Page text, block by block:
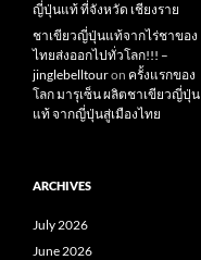
ญี่ปุ่นแท้ ที่จังหวัด เชียงราย
ชาเขียวญี่ปุ่นแท้จากไร่ชาของ
ไทยส่งออกไปทั่วโลก!!! –
jinglebelltouron ครั้งแรกของ
โลก มารุเซ็น ผลิตชาเขียวญี่ปุ่น
แท้ จากญี่ปุ่นสู่เมืองไทย
ARCHIVES
July 2026
June 2026